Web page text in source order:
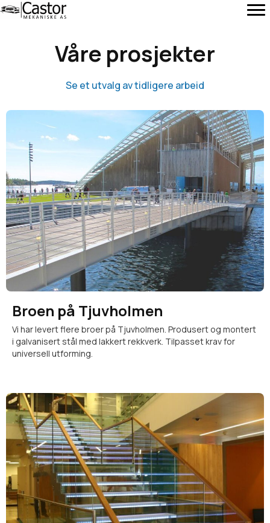
Våre prosjekter
Se et utvalg av tidligere arbeid
Broen på Tjuvholmen
Vi har levert flere broer på Tjuvholmen. Produsert og montert
i galvanisert stål med lakkert rekkverk. Tilpasset krav for
universell utforming.